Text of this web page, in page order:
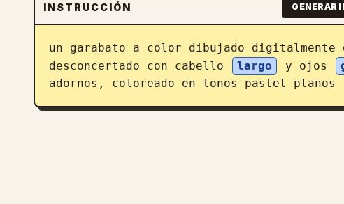
INSTRUCCIÓN GENERAR
un garabato a color dibujado digitalmente
desconcertado con cabello
largo y ojos
adornos, coloreado en tonos pastel planos